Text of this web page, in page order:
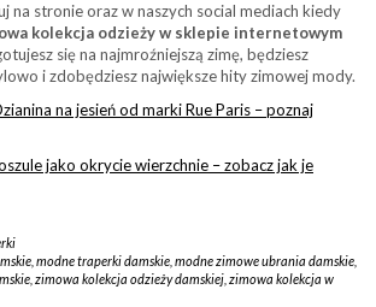
na stronie oraz w naszych social mediach kiedy
kolekcja odzieży w sklepie internetowym
się na najmroźniejszą zimę, będziesz
i zdobędziesz największe hity zimowej mody.
na jesień od marki Rue Paris – poznaj
jako okrycie wierzchnie – zobacz jak je
, modne traperki damskie, modne zimowe ubrania damskie,
zimowa kolekcja odzieży damskiej zimowa kolekcja w